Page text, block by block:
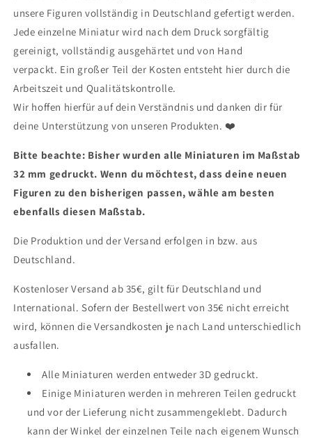
unsere Figuren vollständig in Deutschland gefertigt werden.
Jede einzelne Miniatur wird nach dem Druck sorgfältig
gereinigt, vollständig ausgehärtet und von Hand
verpackt. Ein großer Teil der Kosten entsteht hier durch die
Arbeitszeit und Qualitätskontrolle.
Wir hoffen hierfür auf dein Verständnis und danken dir für
deine Unterstützung von unseren Produkten. ❤
Bitte beachte: Bisher wurden alle Miniaturen im Maßstab
32 mm gedruckt. Wenn du möchtest, dass deine neuen
Figuren zu den bisherigen passen, wähle am besten
ebenfalls diesen Maßstab.
Die Produktion und der Versand erfolgen in bzw. aus
Deutschland.
Kostenloser Versand ab 35€, gilt für Deutschland und
International. Sofern der Bestellwert von 35€ nicht erreicht
wird, können die Versandkosten je nach Land unterschiedlich
ausfallen.
Alle Miniaturen werden entweder 3D gedruckt.
Einige Miniaturen werden in mehreren Teilen gedruckt
und vor der Lieferung nicht zusammengeklebt. Dadurch
kann der Winkel der einzelnen Teile nach eigenem Wunsch